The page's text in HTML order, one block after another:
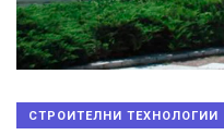
СТРОИТЕЛНИ ТЕХНОЛОГИИ